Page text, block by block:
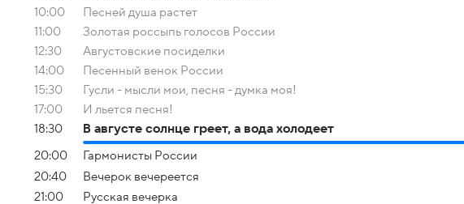
10:00
Песней душа растет
11:00
Золотая россыпь голосов России
12:30
Августовские посиделки
14:00
Песенный венок России
15:30
Гусли - мысли мои, песня - думка моя!
17:00
И льется песня!
18:30
В августе солнце греет, а вода холодеет
20:00
Гармонисты России
20:40
Вечерок вечереется
21:00
Русская вечерка